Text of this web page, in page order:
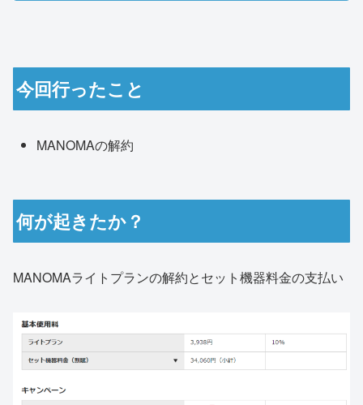
今回行ったこと
MANOMAの解約
何が起きたか？
MANOMAライトプランの解約とセット機器料金の支払い